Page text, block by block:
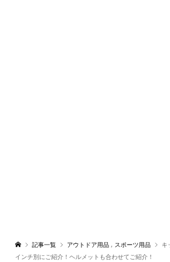
記事一覧 アウトドア用品 , スポーツ用品
キ
インチ別にご紹介！ヘルメットも合わせてご紹介！